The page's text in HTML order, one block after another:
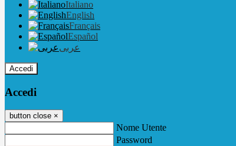
Italiano
English
Français
Español
عربى
Accedi
Accedi
button close ×
Nome Utente
Password